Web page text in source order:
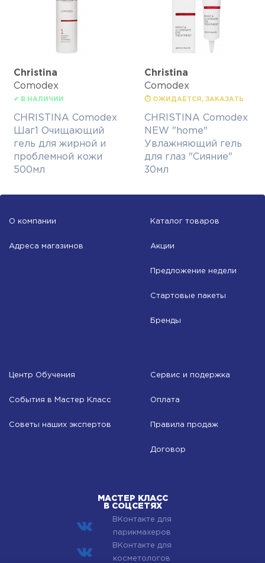
Christina
Comodex
✔ В НАЛИЧИИ
CHRISTINA Comodex
Шаг1 Очищающий
гель для жирной и
проблемной кожи
500мл
Christina
Comodex
⏱ ОЖИДАЕТСЯ, ЗАКАЗАТЬ
CHRISTINA Comodex
NEW "home"
Увлажняющий гель
для глаз "Сияние"
30мл
О компании
Адреса магазинов
Каталог товаров
Акции
Предложение недели
Стартовые пакеты
Бренды
Центр Обучения
События в Мастер Класс
Советы наших экспертов
Сервис и подержка
Оплата
Правила продаж
Договор
МАСТЕР КЛАСС
В СОЦСЕТЯХ
ВКонтакте для
парикмахеров
ВКонтакте для
косметологов